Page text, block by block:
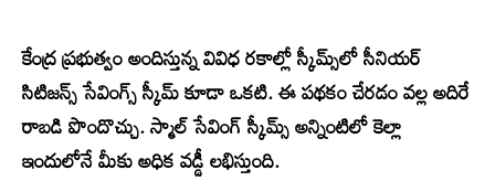
కేంద్ర ప్రభుత్వం అందిస్తున్న వివిధ రకాల్లో స్కీమ్స్‌లో సీనియర్
సిటిజన్స్ సేవింగ్స్ స్కీమ్ కూడా ఒకటి. ఈ పథకం చేరడం వల్ల అదిరే
రాబడి పొందొచ్చు. స్మాల్ సేవింగ్ స్కీమ్స్ అన్నింటిలో కెల్లా
ఇందులోనే మీకు అధిక వడ్డీ లభిస్తుంది.